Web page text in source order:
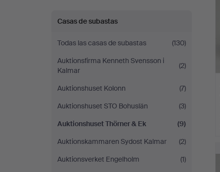
Ek
Casas de subastas
Todas las casas de subastas
(130)
Auktionsfirma Kenneth Svensson i
Kalmar
(2)
Auktionshuset Kolonn
(7)
Auktionshuset STO Bohuslän
(3)
Auktionshuset Thörner & Ek
(9)
Auktionskammaren Sydost Kalmar
(2)
Auktionsverket Engelholm
(1)